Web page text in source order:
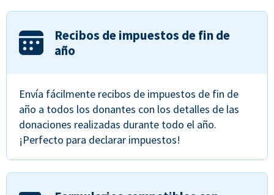
Recibos de impuestos de fin de
año
Envía fácilmente recibos de impuestos de fin de
año a todos los donantes con los detalles de las
donaciones realizadas durante todo el año.
¡Perfecto para declarar impuestos!